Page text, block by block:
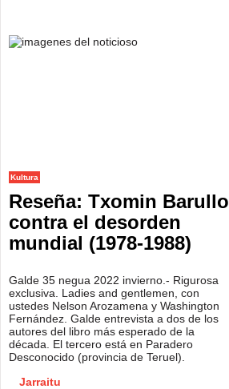
Kultura
Reseña: Txomin Barullo
contra el desorden
mundial (1978-1988)
Galde 35 negua 2022 invierno.- Rigurosa
exclusiva. Ladies and gentlemen, con
ustedes Nelson Arozamena y Washington
Fernández. Galde entrevista a dos de los
autores del libro más esperado de la
década. El tercero está en Paradero
Desconocido (provincia de Teruel).
Jarraitu